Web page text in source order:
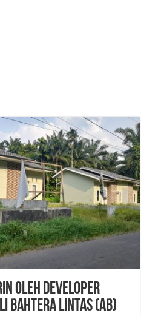
oleh developer
Bahtera Lintas (AB)